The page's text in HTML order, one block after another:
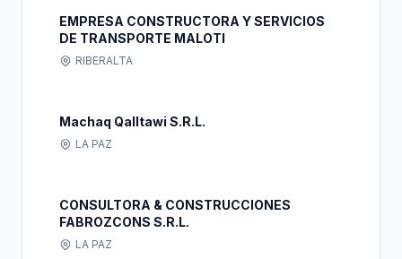
EMPRESA CONSTRUCTORA Y SERVICIOS
DE TRANSPORTE MALOTI
RIBERALTA
Machaq Qalltawi S.R.L.
LA PAZ
CONSULTORA & CONSTRUCCIONES
FABROZCONS S.R.L.
LA PAZ